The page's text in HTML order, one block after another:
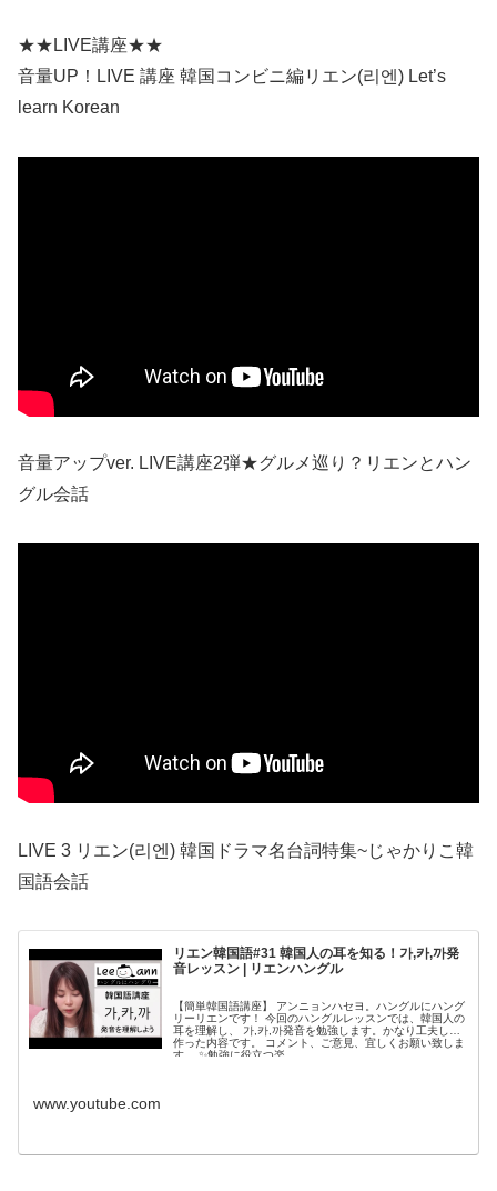
★★LIVE講座★★
音量UP！LIVE 講座 韓国コンビニ編リエン(리엔) Let’s
learn Korean
音量アップver. LIVE講座2弾★グルメ巡り？リエンとハン
グル会話
LIVE 3 リエン(리엔) 韓国ドラマ名台詞特集~じゃかりこ韓
国語会話
リエン韓国語#31 韓国人の耳を知る！가,카,까発
音レッスン | リエンハングル
【簡単韓国語講座】 アンニョンハセヨ。ハングルにハング
リーリエンです！ 今回のハングルレッスンでは、韓国人の
耳を理解し、 가,카,까発音を勉強します。かなり工夫して
作った内容です。 コメント、ご意見、宜しくお願い致しま
す。 ✨勉強に役立つ楽...
www.youtube.com